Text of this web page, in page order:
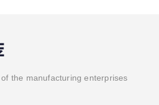
the manufacturing enterprises